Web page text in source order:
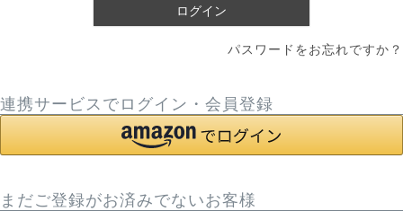
ログイン
パスワードをお忘れですか？
連携サービスでログイン・会員登録
まだご登録がお済みでないお客様